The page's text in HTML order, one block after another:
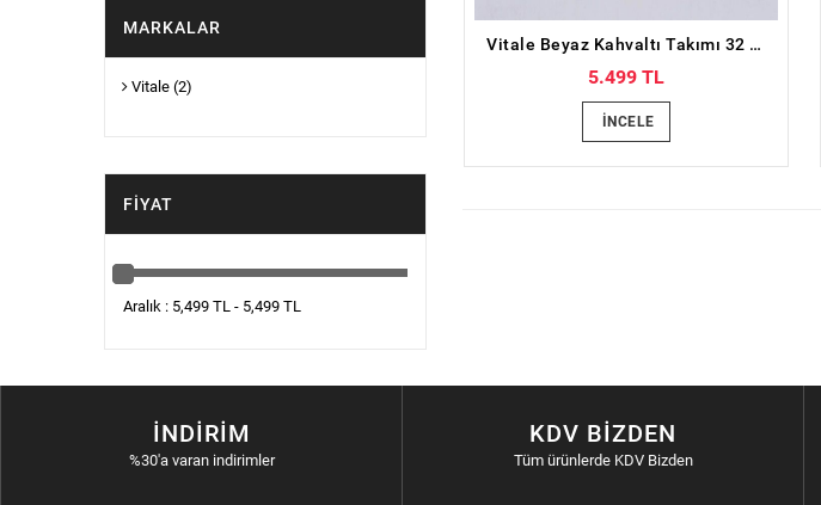
Vitale Beyaz Kahvaltı Takımı 32 parça
5.499 TL
İNCELE
MARKALAR
Vitale (2)
FIYAT
Aralık : 5,499 TL - 5,499 TL
İNDIRIM
%30'a varan indirimler
KDV BIZDEN
Tüm ürünlerde KDV Bizden